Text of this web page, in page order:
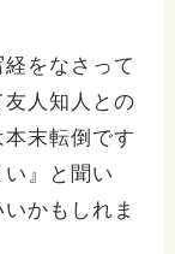
をなさって
友人知人との
末転倒です
』と聞い
かもしれま